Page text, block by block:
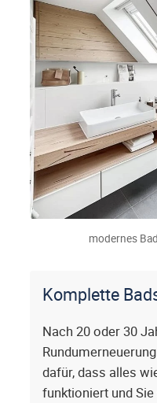
modernes
Komplette
Nach 20 oder 30
dafür, dass alles
funktioniert und